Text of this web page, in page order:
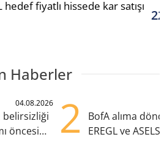
hedef fiyatlı hissede kar satışı
Haberler
04.08.2026
belirsizliği
öncesi
2
BofA alıma
EREGL ve ASELS